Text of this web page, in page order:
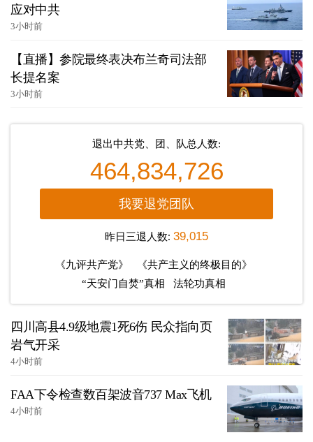
应对中共
3小时前
【直播】参院最终表决布兰奇司法部
长提名案
3小时前
退出中共党、团、队总人数:
464,834,726
我要退党团队
昨日三退人数: 39,015
《九评共产党》
《共产主义的终极目的》
“天安门自焚”真相
法轮功真相
四川高县4.9级地震1死6伤 民众指向页
岩气开采
4小时前
FAA下令检查数百架波音737 Max飞机
4小时前